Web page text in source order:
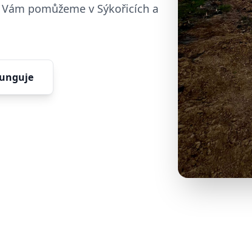
pomůžeme v Sýkořicích a